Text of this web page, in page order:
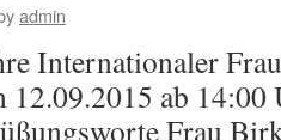
admin
Internationaler
12.09.2015 ab 14:00
Frau